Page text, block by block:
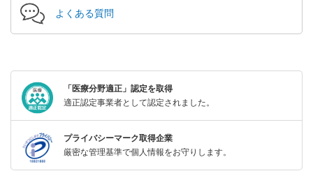
よくある質問
「医療分野適正」認定を取得
適正認定事業者として認定されました。
プライバシーマーク取得企業
厳密な管理基準で個人情報をお守りします。